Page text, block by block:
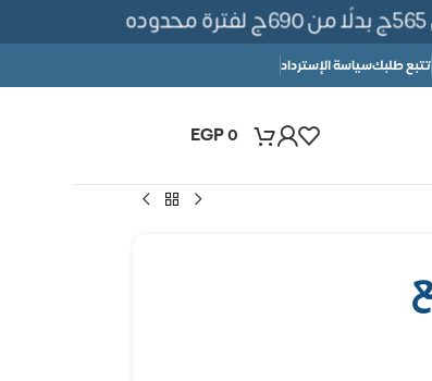
تتبع طلبكسياسة الإسترداد
EGP0